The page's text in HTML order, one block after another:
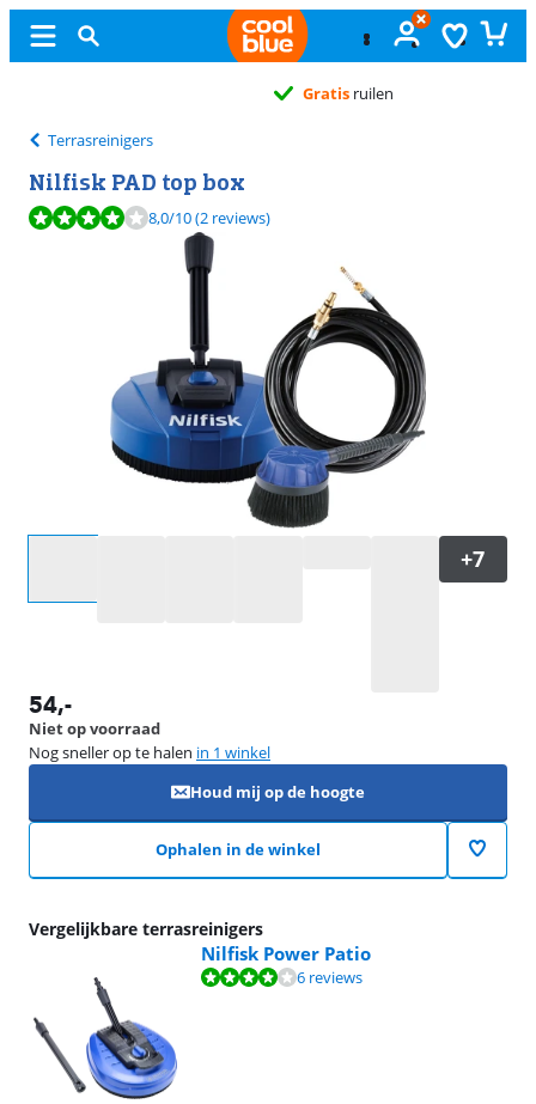
Gratis ruilen
Terrasreinigers
Nilfisk PAD top box
Beoordeling is 8,0 van de 10, gebaseerd op 2 reviews.
8,0/10(2 reviews)
54,-
Niet op voorraad
Nog sneller op te halen in 1 winkel
Houd mij op de hoogte
Ophalen in de winkel
Vergelijkbare terrasreinigers
Nilfisk Power Patio
Beoordeling is 8,3 van de 10, gebaseerd op 6 reviews.
6 reviews